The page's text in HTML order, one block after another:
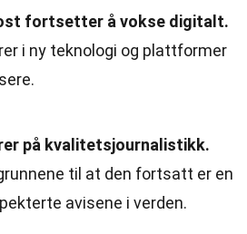
fortsetter å vokse digitalt.
i ny teknologi og plattformer
på kvalitetsjournalistikk.
til at den fortsatt er en
avisene i verden.